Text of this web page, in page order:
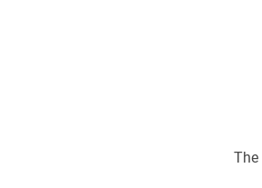
The